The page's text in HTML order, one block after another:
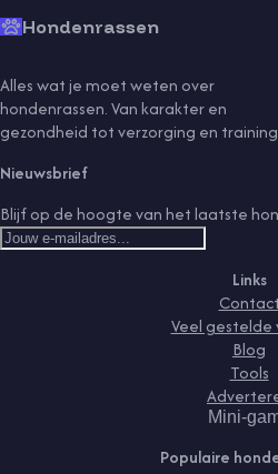
Hondenrassen
Alles wat je moet weten over
hondenrassen. Van karakter en
gezondheid tot verzorging en
Nieuwsbrief
Blijf op de hoogte van het laatste
Links
Contact
Veel gestelde
Blog
Tools
Mini-
Populaire